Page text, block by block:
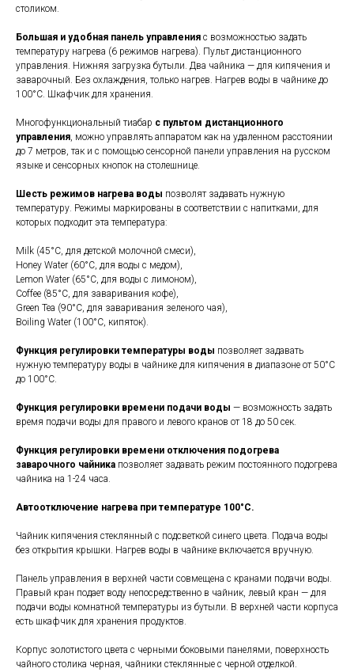
столиком.
Большая и удобная панель управления с возможностью задать
температуру нагрева (6 режимов нагрева). Пульт дистанционного
управления. Нижняя загрузка бутыли. Два чайника — для кипячения и
заварочный. Без охлаждения, только нагрев. Нагрев воды в чайнике до
100°С. Шкафчик для хранения.
Многофункциональный тиабар с пультом дистанционного
управления, можно управлять аппаратом как на удаленном расстоянии
до 7 метров, так и с помощью сенсорной панели управления на русском
языке и сенсорных кнопок на столешнице.
Шесть режимов нагрева воды позволят задавать нужную
температуру. Режимы маркированы в соответствии с напитками, для
которых подходит эта температура:
Milk (45°С, для детской молочной смеси),
Honey Water (60°С, для воды с медом),
Lemon Water (65°С, для воды с лимоном),
Coffee (85°С, для заваривания кофе),
Green Tea (90°С, для заваривания зеленого чая),
Boiling Water (100°С, кипяток).
Функция регулировки температуры воды позволяет задавать
нужную температуру воды в чайнике для кипячения в диапазоне от 50°С
до 100°С.
Функция регулировки времени подачи воды — возможность задать
время подачи воды для правого и левого кранов от 18 до 50 сек.
Функция регулировки времени отключения подогрева
заварочного чайника позволяет задавать режим постоянного подогрева
чайника на 1-24 часа.
Автоотключение нагрева при температуре 100°С.
Чайник кипячения стеклянный с подсветкой синего цвета. Подача воды
без открытия крышки. Нагрев воды в чайнике включается вручную.
Панель управления в верхней части совмещена с кранами подачи воды.
Правый кран подает воду непосредственно в чайник, левый кран — для
подачи воды комнатной температуры из бутыли. В верхней части корпуса
есть шкафчик для хранения продуктов.
Корпус золотистого цвета с черными боковыми панелями, поверхность
чайного столика черная, чайники стеклянные с черной отделкой.